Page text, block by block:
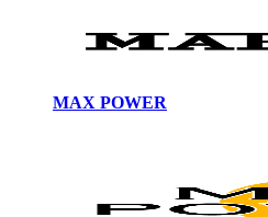
MAX POWER